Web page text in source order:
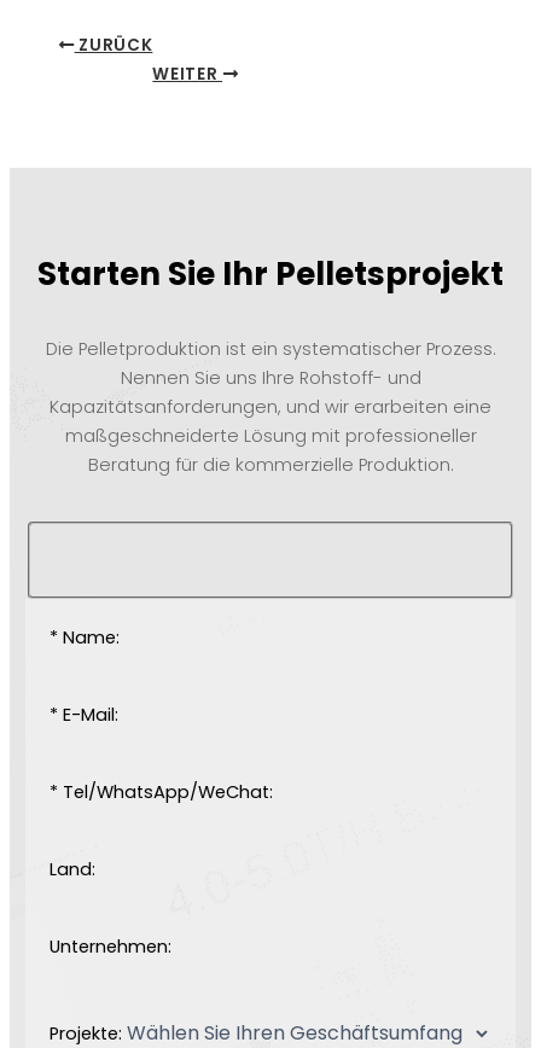
ZURÜCK
WEITER
Starten Sie Ihr Pelletsprojekt
Die Pelletproduktion ist ein systematischer Prozess.
Nennen Sie uns Ihre Rohstoff- und
Kapazitätsanforderungen, und wir erarbeiten eine
maßgeschneiderte Lösung mit professioneller
Beratung für die kommerzielle Produktion.
* Name:
* E-Mail:
* Tel/WhatsApp/WeChat:
Land:
Unternehmen:
Projekte: